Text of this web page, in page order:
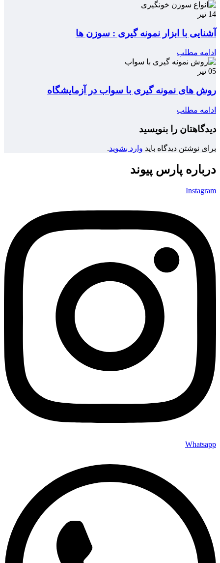
14 تیر
آشنایی با ابزار نمونه گیری : سوزن ها
ادامه مطلب
05 تیر
روش های نمونه گیری با سواب در آزمایشگاه
ادامه مطلب
دیدگاهتان را بنویسید
برای نوشتن دیدگاه باید وارد بشوید.
درباره پارس پیوند
Instagram
Whatsapp